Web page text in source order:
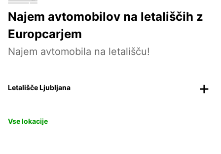
Najem avtomobilov na letališčih z
Europcarjem
Najem avtomobila na letališču!
Letališče Ljubljana
Vse lokacije